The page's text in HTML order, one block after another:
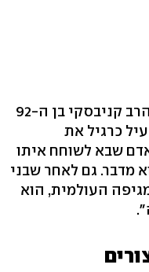
בסרטון, שנאסר לפרסום, נראה הרב קניבסקי בן ה-92
כרגיל את
שבא לשוחח איתו
מדבר. גם לאחר שבני
העולמית, הוא